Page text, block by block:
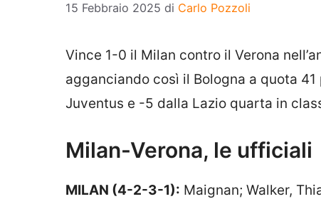
15 Febbraio 2025 di Carlo Pozzoli
Vince 1-0 il Milan contro il Verona
agganciando così il Bologna a quota
Juventus e -5 dalla Lazio quarta in
Milan-Verona, le ufficiali
MILAN (4-2-3-1): Maignan; Walker,